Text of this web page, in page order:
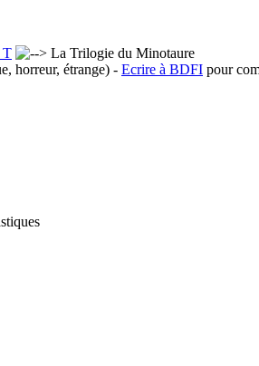
T
La Trilogie du Minotaure
horreur, étrange) - Ecrire à BDFI pour